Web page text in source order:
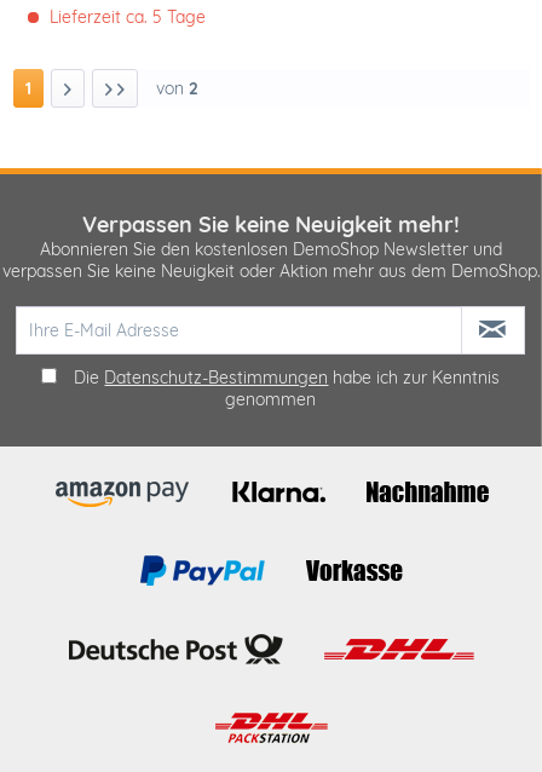
Lieferzeit ca. 5 Tage
1 von 2
Verpassen Sie keine Neuigkeit mehr!
Abonnieren Sie den kostenlosen DemoShop Newsletter und
verpassen Sie keine Neuigkeit oder Aktion mehr aus dem DemoShop.
Die Datenschutz-Bestimmungen habe ich zur Kenntnis
genommen